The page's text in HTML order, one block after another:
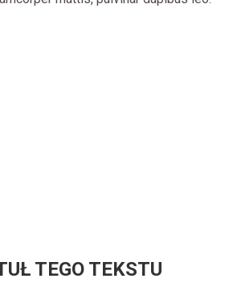
TEGO TEKSTU